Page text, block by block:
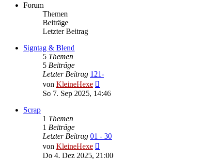
Forum
Themen
Beiträge
Letzter Beitrag
Signtag & Blend
5 Themen
5 Beiträge
Letzter Beitrag 121-
von KleineHexe
Beitrag
So 7. Sep 2025, 14:46
Scrap
1 Themen
1 Beiträge
Letzter Beitrag 01 - 30
von KleineHexe
Beitrag
Do 4. Dez 2025, 21:00